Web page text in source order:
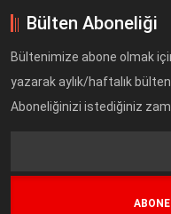
Bülten Aboneliği
Bültenimize abone olmak
yazarak aylık/haftalık
Aboneliğinizi istediğiniz